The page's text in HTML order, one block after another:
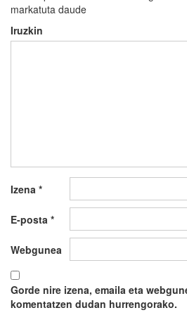
markatuta daude
Iruzkin
Izena *
E-posta *
Webgunea
Gorde nire izena, emaila eta
komentatzen dudan hurrengorako.